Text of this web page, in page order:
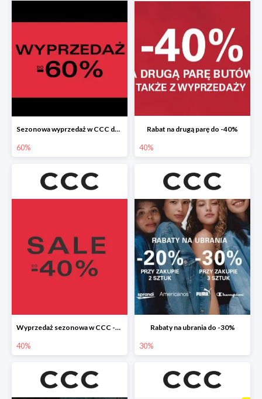
Sezonowa wyprzedaż w CCC do -60%
60%
Rabat na drugą parę do -40%
40%
Wyprzedaż sezonowa w CCC -40%
40%
Rabaty na ubrania do -30%
30%